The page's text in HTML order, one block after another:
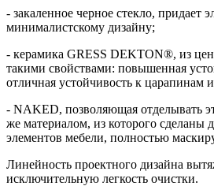
- закаленное черное стекло, придает
минималистскому дизайну;
- керамика GRESS DEKTON®, из
такими свойствами: повышенная
отличная устойчивость к царапинам
- NAKED, позволяющая отделывать
же материалом, из которого сделаны
элементов мебели, полностью
Линейность проектного дизайна
исключительную легкость очистки.